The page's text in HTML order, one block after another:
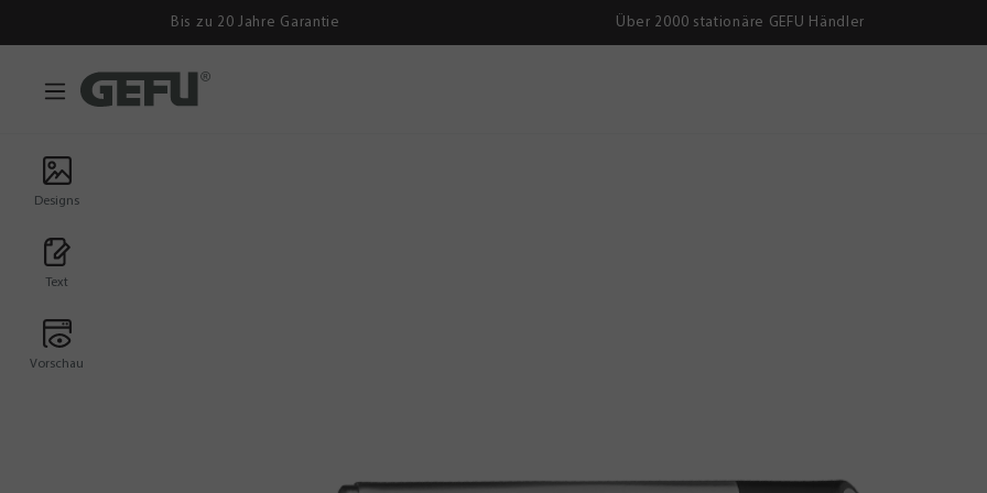
Bis zu 20 Jahre Garantie Über 2000 stationäre GEFU Händler
Designs
Text
Vorschau